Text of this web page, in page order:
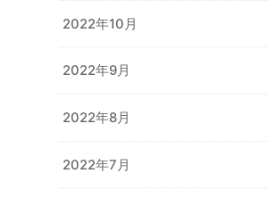
2022年10月
2022年9月
2022年8月
2022年7月